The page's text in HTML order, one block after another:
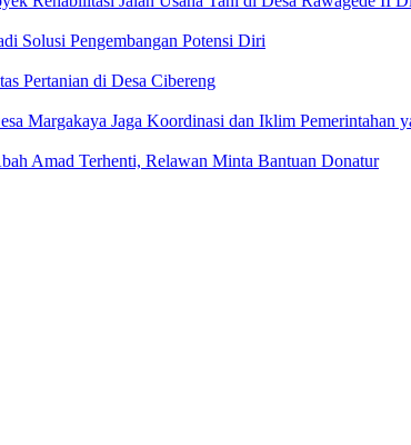
Solusi Pengembangan Potensi Diri
Pertanian di Desa Cibereng
Margakaya Jaga Koordinasi dan Iklim Pemerintahan
Amad Terhenti, Relawan Minta Bantuan Donatur